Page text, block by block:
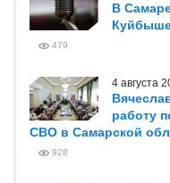
В
479
4 августа
работу
СВО в Самарской
928